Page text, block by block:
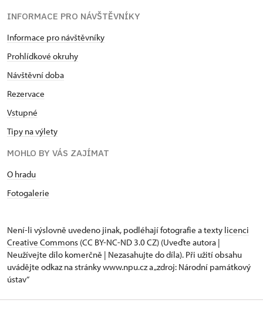
INFORMACE PRO NÁVŠTĚVNÍKY
Informace pro návštěvníky
Prohlídkové okruhy
Návštěvní doba
Rezervace
Vstupné
Tipy na výlety
MOHLO BY VÁS ZAJÍMAT
O hradu
Fotogalerie
Není-li výslovně uvedeno jinak, podléhají fotografie a texty licenci
Creative Commons (CC BY-NC-ND 3.0 CZ) (Uveďte autora |
Neužívejte dílo komerčně | Nezasahujte do díla). Při užití obsahu
uvádějte odkaz na stránky www.npu.cz a „zdroj: Národní památkový
ústav“